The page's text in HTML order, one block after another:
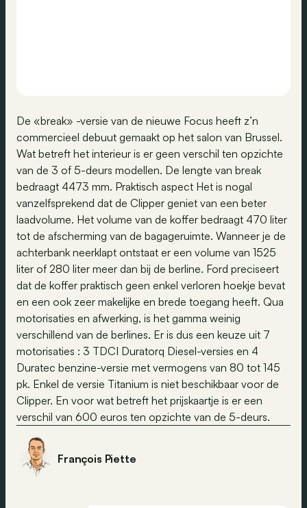
De «break» -versie van de nieuwe Focus heeft z’n
commercieel debuut gemaakt op het salon van Brussel.
Wat betreft het interieur is er geen verschil ten opzichte
van de 3 of 5-deurs modellen. De lengte van break
bedraagt 4473 mm. Praktisch aspect Het is nogal
vanzelfsprekend dat de Clipper geniet van een beter
laadvolume. Het volume van de koffer bedraagt 470 liter
tot de afscherming van de bagageruimte. Wanneer je de
achterbank neerklapt ontstaat er een volume van 1525
liter of 280 liter meer dan bij de berline. Ford preciseert
dat de koffer praktisch geen enkel verloren hoekje bevat
en een ook zeer makelijke en brede toegang heeft. Qua
motorisaties en afwerking, is het gamma weinig
verschillend van de berlines. Er is dus een keuze uit 7
motorisaties : 3 TDCI Duratorq Diesel-versies en 4
Duratec benzine-versie met vermogens van 80 tot 145
pk. Enkel de versie Titanium is niet beschikbaar voor de
Clipper. En voor wat betreft het prijskaartje is er een
verschil van 600 euros ten opzichte van de 5-deurs.
François Piette